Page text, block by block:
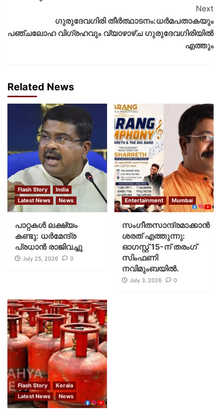
Next
ഗുരുദേവഗിരി തീർത്ഥാടനം:ധർമപതാകയും
പഞ്ചലോഹ വിഗ്രഹവും വ്യാഴാഴ്ച ഗുരുദേവഗിരിയിൽ
എത്തും
Related News
Flash Story
India
Latest News
News
പാറ്റകള്‍ ലക്ഷ്യം
കണ്ടു: ധര്‍മേന്ദ്ര
പ്രധാന്‍ രാജിവച്ചു
July 25, 2026 0
Entertainment Mumbai
സംഗീതസാന്ദ്രമാക്കാൻ
ശരത് എത്തുന്നു:
ഓഗസ്റ്റ് 15-ന് തരംഗ്
സിംഫണി
നവിമുംബയിൽ.
July 3, 2026 0
Flash Story
Kerala
Latest News
News